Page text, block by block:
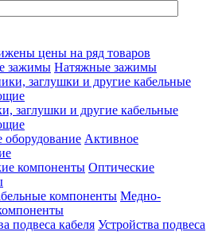
цены на ряд товаров
Натяжные зажимы
заглушки и другие кабельные
Активное
Оптические
Медно-
Устройства подвеса